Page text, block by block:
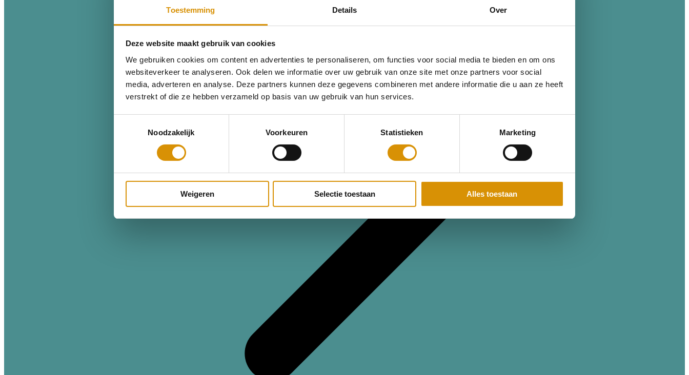
Toestemming Details Over
Deze website maakt gebruik van cookies
We gebruiken cookies om content en advertenties te personaliseren, om functies voor social media te bieden en om ons
websiteverkeer te analyseren. Ook delen we informatie over uw gebruik van onze site met onze partners voor social
media, adverteren en analyse. Deze partners kunnen deze gegevens combineren met andere informatie die u aan ze heeft
verstrekt of die ze hebben verzameld op basis van uw gebruik van hun services.
Noodzakelijk
Voorkeuren Statistieken Marketing
Weigeren Selectie toestaan Alles toestaan